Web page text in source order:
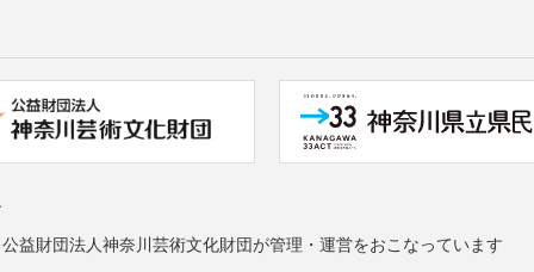
益財団法人神奈川芸術文化財団が管理・運営をおこなっています